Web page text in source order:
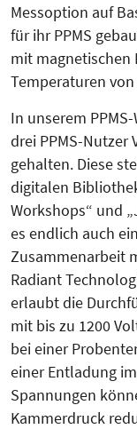
Messoption auf
für ihr PPMS
mit magnetischen
Temperaturen von
In unserem
drei PPMS-Nutzer
gehalten. Diese
digitalen
Workshops“ und
es endlich auch
Zusammenarbeit
Radiant
erlaubt die
mit bis zu 1200
bei einer
einer Entladung
Span­nungen
Kammerdruck